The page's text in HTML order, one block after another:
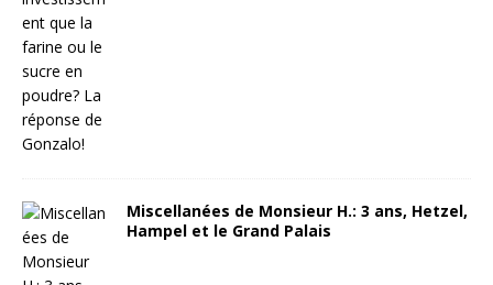
Miscellanées de Monsieur H.: 3 ans, Hetzel,
Hampel et le Grand Palais